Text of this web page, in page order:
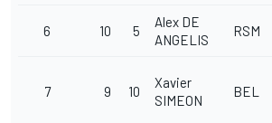
6 10 5
Alex DE
ANGELIS
RSM
7 9 10
Xavier
SIMEON
BEL